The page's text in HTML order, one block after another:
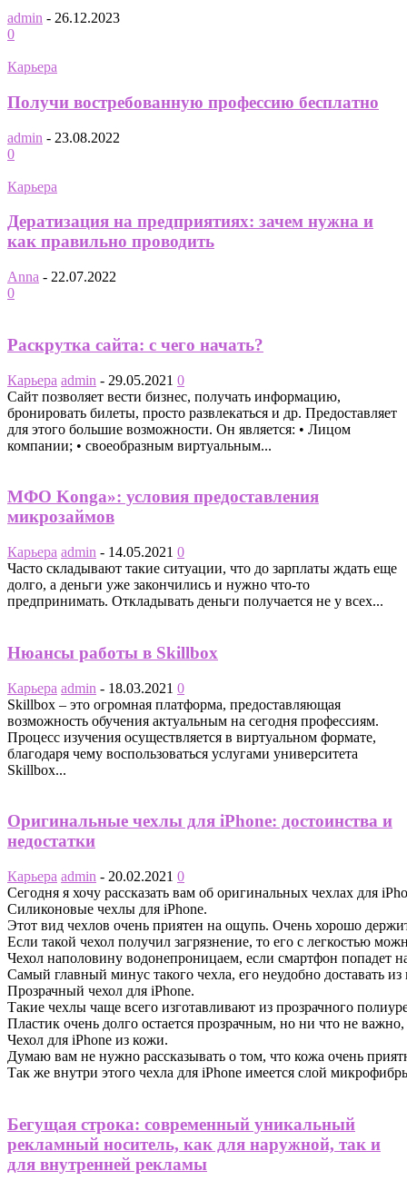
admin - 26.12.2023
0
Карьера
Получи востребованную профессию бесплатно
admin - 23.08.2022
0
Карьера
Дератизация на предприятиях: зачем нужна и
как правильно проводить
Anna - 22.07.2022
0
Раскрутка сайта: с чего начать?
Карьера admin - 29.05.2021 0
Сайт позволяет вести бизнес, получать информацию,
бронировать билеты, просто развлекаться и др. Предоставляет
для этого большие возможности. Он является: • Лицом
компании; • своеобразным виртуальным...
МФО Konga»: условия предоставления
микрозаймов
Карьера admin - 14.05.2021 0
Часто складывают такие ситуации, что до зарплаты ждать еще
долго, а деньги уже закончились и нужно что-то
предпринимать. Откладывать деньги получается не у всех...
Нюансы работы в Skillbox
Карьера admin - 18.03.2021 0
Skillbox – это огромная платформа, предоставляющая
возможность обучения актуальным на сегодня профессиям.
Процесс изучения осуществляется в виртуальном формате,
благодаря чему воспользоваться услугами университета
Skillbox...
Оригинальные чехлы для iPhone: достоинства и
недостатки
Карьера admin - 20.02.2021 0
Сегодня я хочу рассказать вам об оригинальных чехлах для
Силиконовые чехлы для iPhone.
Этот вид чехлов очень приятен на ощупь. Очень хорошо
Если такой чехол получил загрязнение, то его с легкостью
Чехол наполовину водонепроницаем, если смартфон попадет
Самый главный минус такого чехла, его неудобно доставать
Прозрачный чехол для iPhone.
Такие чехлы чаще всего изготавливают из прозрачного
Пластик очень долго остается прозрачным, но ни что не
Чехол для iPhone из кожи.
Думаю вам не нужно рассказывать о том, что кожа очень
Так же внутри этого чехла для iPhone имеется слой
Бегущая строка: современный уникальный
рекламный носитель, как для наружной, так и
для внутренней рекламы